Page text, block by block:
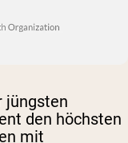
jüngsten
den höchsten
mit